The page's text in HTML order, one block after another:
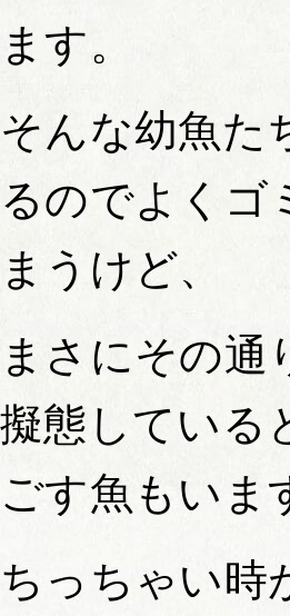
ます。
そんな幼魚た
るのでよくゴ
まうけど、
まさにその通
擬態している
ごす魚もいま
ちっちゃい時